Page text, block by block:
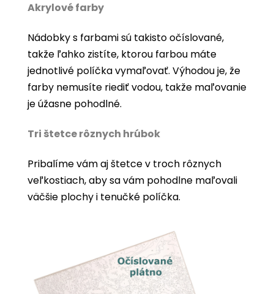
Akrylové farby
Nádobky s farbami sú takisto očíslované,
takže ľahko zistíte, ktorou farbou máte
jednotlivé políčka vymaľovať. Výhodou je, že
farby nemusíte riediť vodou, takže maľovanie
je úžasne pohodlné.
Tri štetce rôznych hrúbok
Pribalíme vám aj štetce v troch rôznych
veľkostiach, aby sa vám pohodlne maľovali
väčšie plochy i tenučké políčka.